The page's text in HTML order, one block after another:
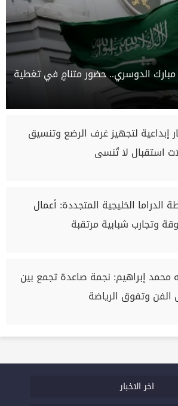
الدوسري.. حضور متنامٍ في تغطية
إبداعية لتجهيز غرف الرضع وتنسيق
استقبال لا تُنسى
الدراما الخليجية المتجددة: أعمال
وتجارب شبابية مرتقبة
محمد إبراهيم: نجمة صاعدة تجمع بين
الفن وتفوق الرياضة
اخر الاخبار